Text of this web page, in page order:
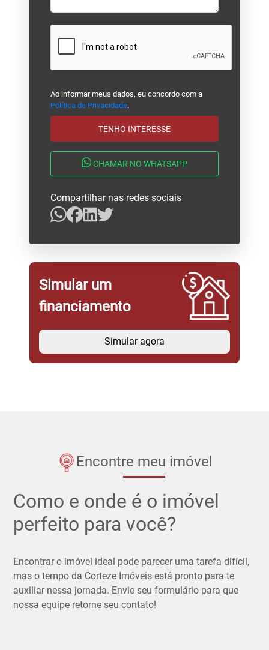
Ao informar meus dados, eu concordo com a
Política de Privacidade.
TENHO INTERESSE
CHAMAR NO WHATSAPP
Compartilhar nas redes sociais
Simular um
financiamento
Simular agora
Encontre meu imóvel
Como e onde é o imóvel
perfeito para você?
Encontrar o imóvel ideal pode parecer uma tarefa difícil,
mas o tempo da Corteze Imóveis está pronto para te
auxiliar nessa jornada. Envie seu formulário para que
nossa equipe retorne seu contato!